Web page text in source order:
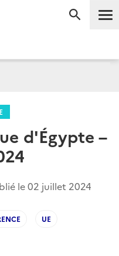
d'Égypte –
le02 juillet 2024
UE